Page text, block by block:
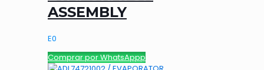
ASSEMBLY
E0
Comprar por WhatsAppp